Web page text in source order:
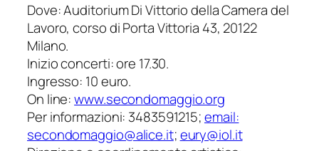
Dove: Auditorium Di Vittorio della Camera del
Lavoro, corso di Porta Vittoria 43, 20122
Milano.
Inizio concerti: ore 17.30.
Ingresso: 10 euro.
On line:www.secondomaggio.org
Per informazioni: 3483591215;email:
secondomaggio@alice.it;eury@iol.it